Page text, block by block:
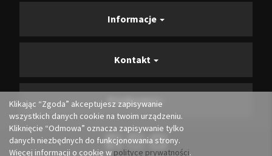
Informacje
Kontakt
Producenci
Klikając “Zgoda” akceptujesz zapisywanie
wszystkich danych cookie na twoim urządzeniu.
Kliknięcie “Odmowa” oznacza zapisywanie tylko
danych niezbędnych do funkcjonowania strony.
Więcej informacji o cookie w polityce prywatności.